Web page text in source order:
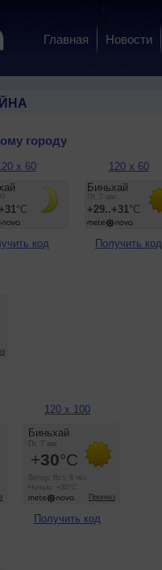
Главная Новости
городу
x 60
код
120 x 60
Получить код
120 x 100
Получить код